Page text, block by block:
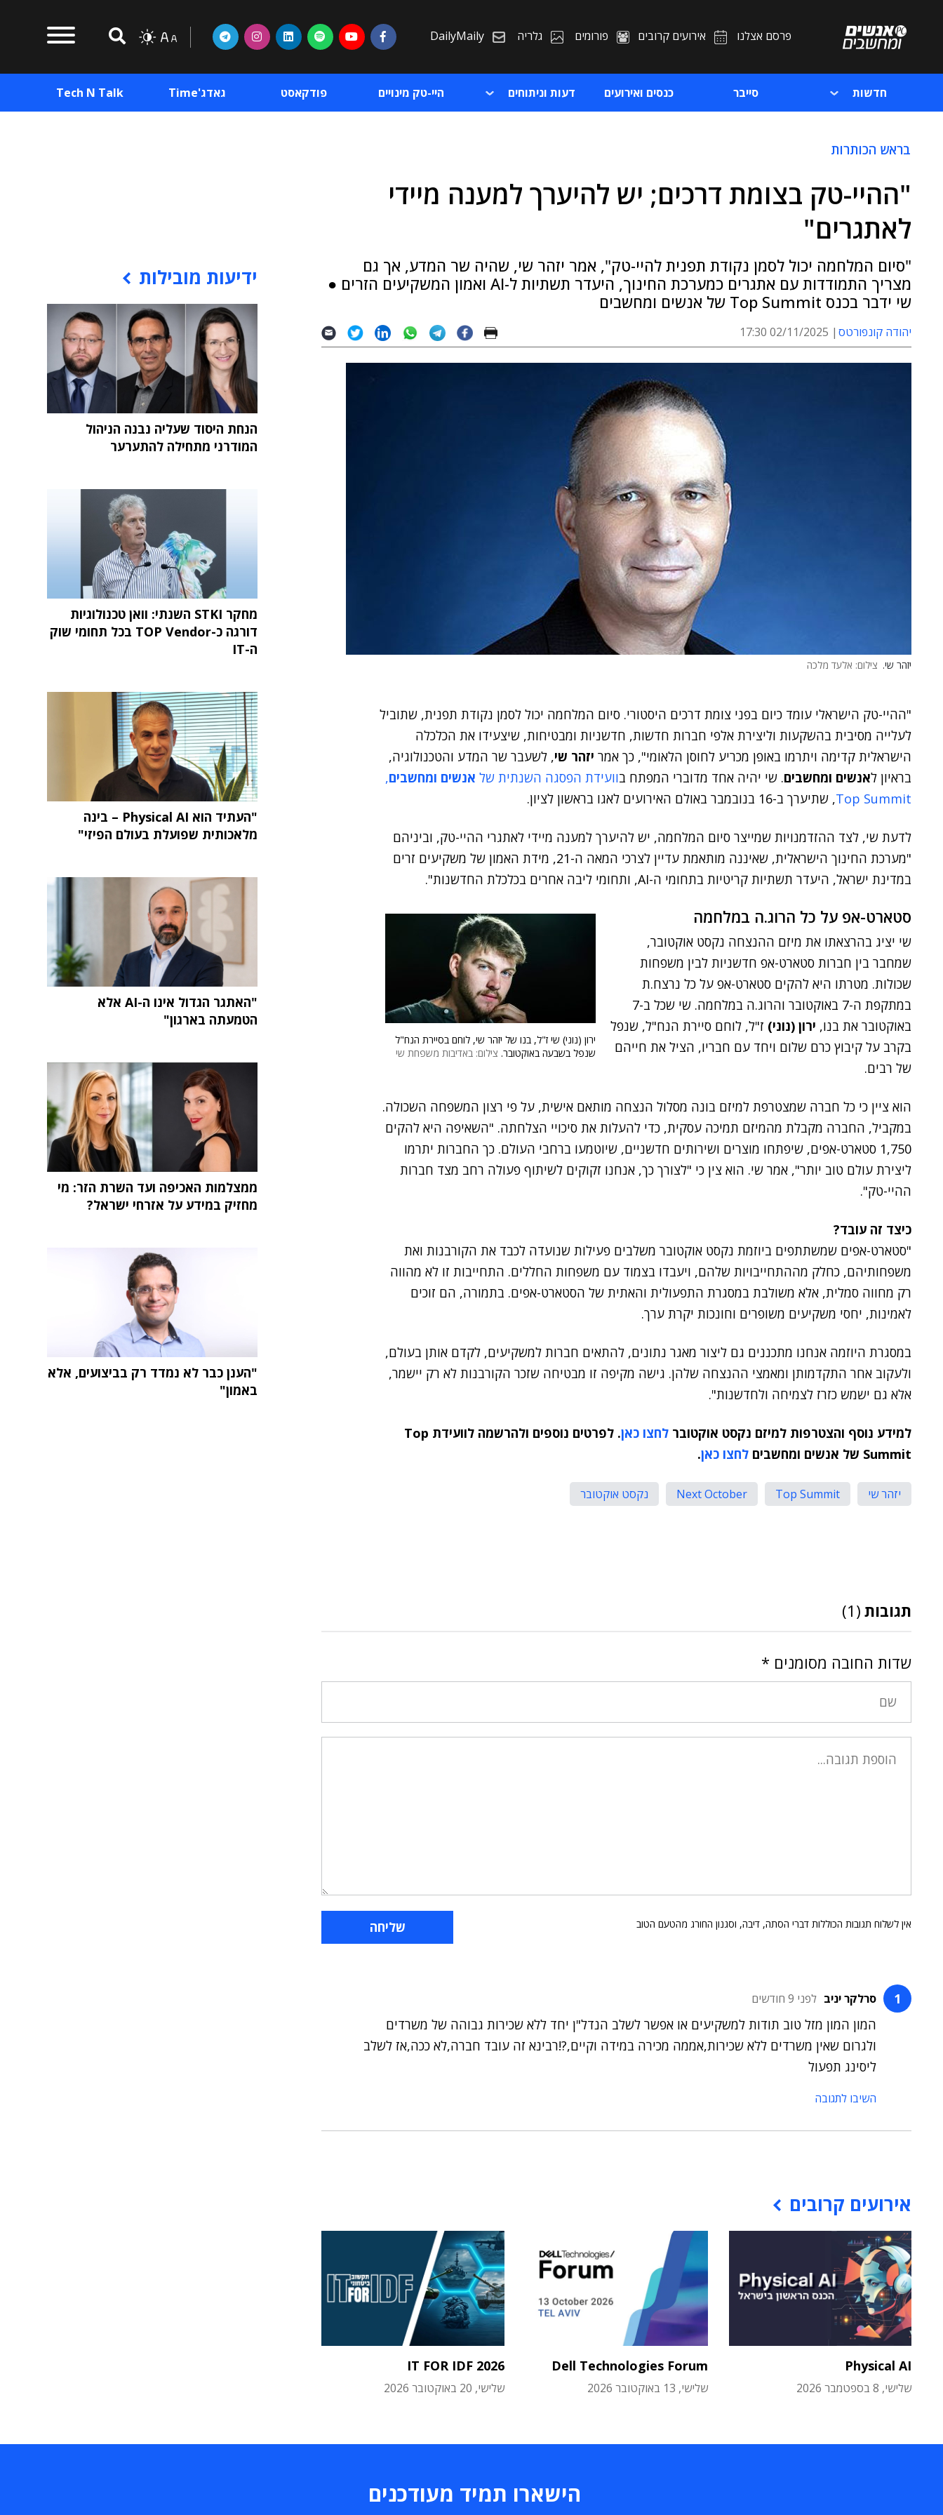
פרסם אצלנו אירועים קרובים פורומים גלריה DailyMaily
חדשות סייבר כנסים ואירועים דעות וניתוחים היי-טק מינויים פודקאסט גאדג'Time Tech N Talk
בראש הכותרות
"ההיי-טק בצומת דרכים; יש להיערך למענה מיידי
לאתגרים"
"סיום המלחמה יכול לסמן נקודת תפנית להיי-טק", אמר יזהר שי, שהיה שר המדע, אך גם
מצריך התמודדות עם אתגרים כמערכת החינוך, היעדר תשתיות ל-AI ואמון המשקיעים הזרים ●
שי ידבר בכנס Top Summit של אנשים ומחשבים
יהודה קונפורטס 02/11/2025 17:30
יזהר שי. צילום: אלעד מלכה
"ההיי-טק הישראלי עומד כיום בפני צומת דרכים היסטורי. סיום המלחמה יכול לסמן נקודת תפנית, שתוביל
לעלייה מסיבית בהשקעות וליצירת אלפי חברות חדשות, חדשניות ומבטיחות, שיצעידו את הכלכלה
הישראלית קדימה ויתרמו באופן מכריע לחוסן הלאומי", כך אמר יזהר שי, לשעבר שר המדע והטכנולוגיה,
בראיון לאנשים ומחשבים. שי יהיה אחד מדוברי המפתח בוועידת הפסגה השנתית של אנשים ומחשבים,
Top Summit, שתיערך ב-16 בנובמבר באולם האירועים לאגו בראשון לציון.
לדעת שי, לצד ההזדמנויות שמייצר סיום המלחמה, יש להיערך למענה מיידי לאתגרי ההיי-טק, וביניהם
"מערכת החינוך הישראלית, שאיננה מותאמת עדיין לצרכי המאה ה-21, מידת האמון של משקיעים זרים
במדינת ישראל, היעדר תשתיות קריטיות בתחומי ה-AI, ותחומי ליבה אחרים בכלכלת החדשנות".
ירון (נוני) שי ז"ל, בנו של יזהר שי, לוחם בסיירת הנח"ל
שנפל בשבעה באוקטובר. צילום: באדיבות משפחת שי
סטארט-אפ על כל הרוג.ה במלחמה
שי יציג בהרצאתו את מיזם ההנצחה נקסט אוקטובר,
שמחבר בין חברות סטארט-אפ חדשניות לבין משפחות
שכולות. מטרתו היא להקים סטארט-אפ על כל נרצח.ת
במתקפת ה-7 באוקטובר והרוג.ה במלחמה. שי שכל ב-7
באוקטובר את בנו, ירון (נוני) ז"ל, לוחם סיירת הנח"ל, שנפל
בקרב על קיבוץ כרם שלום ויחד עם חבריו, הציל את חייהם
של רבים.
הוא ציין כי כל חברה שמצטרפת למיזם בונה מסלול הנצחה מותאם אישית, על פי רצון המשפחה השכולה.
במקביל, החברה מקבלת מהמיזם תמיכה עסקית, כדי להעלות את סיכויי הצלחתה. "השאיפה היא להקים
1,750 סטארט-אפים, שיפתחו מוצרים ושירותים חדשניים, שיוטמעו ברחבי העולם. כך החברות יתרמו
ליצירת עולם טוב יותר", אמר שי. הוא צין כי "לצורך כך, אנחנו זקוקים לשיתוף פעולה רחב מצד חברות
ההיי-טק".
כיצד זה עובד?
"סטארט-אפים שמשתתפים ביוזמת נקסט אוקטובר משלבים פעילות שנועדה לכבד את הקורבנות ואת
משפחותיהם, כחלק מההתחייבויות שלהם, ויעבדו בצמוד עם משפחות החללים. התחייבות זו לא מהווה
רק מחווה סמלית, אלא משולבת במסגרת התפעולית והאתית של הסטארט-אפים. בתמורה, הם זוכים
לאמינות, יחסי משקיעים משופרים וחונכות יקרת ערך.
במסגרת היוזמה אנחנו מתכננים גם ליצור מאגר נתונים, להתאים חברות למשקיעים, לקדם אותן בעולם,
ולעקוב אחר התקדמותן ומאמצי ההנצחה שלהן. גישה מקיפה זו מבטיחה שזכר הקורבנות לא רק יישמר,
אלא גם ישמש כזרז לצמיחה ולחדשנות".
למידע נוסף והצטרפות למיזם נקסט אוקטובר לחצו כאן
. לפרטים נוספים ולהרשמה לוועידת Top
Summit של אנשים ומחשבים
לחצו כאן.
יזהר שי Top Summit
Next October נקסט אוקטובר
תגובות (1)
שדות החובה מסומנים *
אין לשלוח תגובות הכוללות דברי הסתה, דיבה, וסגנון החורג מהטעם הטוב
סרלקר יניב לפני 9 חודשים
המון המון מזל טוב תודות למשקיעים או אפשר לשלב הנדל"ן יחד ללא שכירות גבוהה של משרדים
ולגרום שאין משרדים ללא שכירות,אממה מכירה במידה וקיים,?!רבינא זה עובד חברה,לא ככה,אז לשלב
ליסינג תפעול
השיבו לתגובה
אירועים קרובים
Physical AI
שלישי, 8 בספטמבר 2026
Dell Technologies Forum
שלישי, 13 באוקטובר 2026
IT FOR IDF 2026
שלישי, 20 באוקטובר 2026
ידיעות מובילות
הנחת היסוד שעליה נבנה הניהול
המודרני מתחילה להתערער
מחקר STKI השנתי: וואן טכנולוגיות
דורגה כ-TOP Vendor בכל תחומי שוק
ה-IT
"העתיד הוא Physical AI – בינה
מלאכותית שפועלת בעולם הפיזי"
"האתגר הגדול אינו ה-AI אלא
הטמעתה בארגון"
ממצלמות האכיפה ועד השרת הזר: מי
מחזיק במידע על אזרחי ישראל?
"הענן כבר לא נמדד רק בביצועים, אלא
באמון"
הישארו תמיד מעודכנים